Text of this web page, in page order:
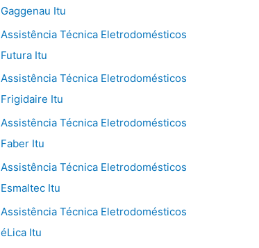
Gaggenau Itu
Assistência Técnica Eletrodomésticos
Futura Itu
Assistência Técnica Eletrodomésticos
Frigidaire Itu
Assistência Técnica Eletrodomésticos
Faber Itu
Assistência Técnica Eletrodomésticos
Esmaltec Itu
Assistência Técnica Eletrodomésticos
éLica Itu